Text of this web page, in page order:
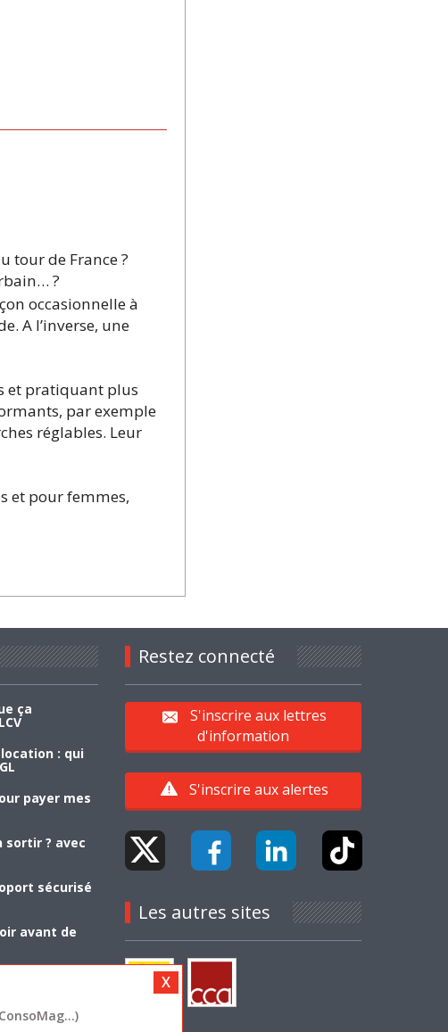
tour de France ?
?
occasionnelle à
A l’inverse, une
et pratiquant plus
par exemple
réglables. Leur
et pour femmes,
ça
: qui
payer mes
sortir ? avec
sécurisé
avant de
Restez connecté
S'inscrire aux lettres
d'information
S'inscrire aux alertes
Les autres sites